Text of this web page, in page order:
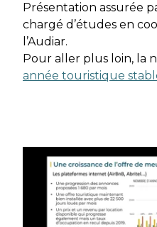
Présentation assurée
chargé d’études en
l’Audiar.
Pour aller plus loin, la
année touristique